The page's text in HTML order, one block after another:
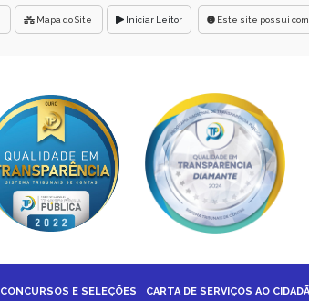
Mapa do Site Iniciar Leitor Este site possui
CONCURSOS E SELEÇÕES CARTA DE SERVIÇOS AO